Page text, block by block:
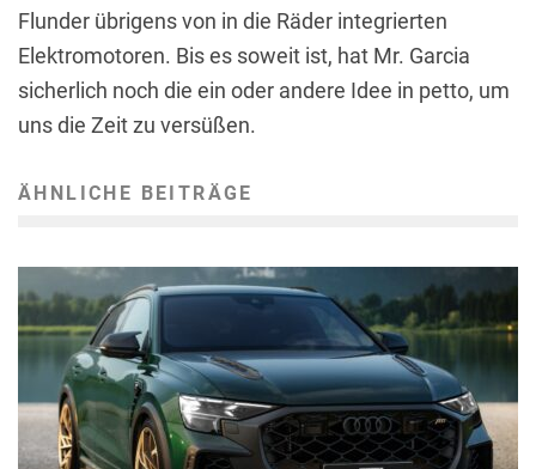
Flunder übrigens von in die Räder integrierten
Elektromotoren. Bis es soweit ist, hat Mr. Garcia
sicherlich noch die ein oder andere Idee in petto, um
uns die Zeit zu versüßen.
ÄHNLICHE BEITRÄGE